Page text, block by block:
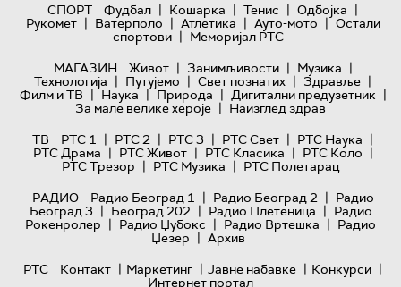
СПОРТ
Фудбал | Кошарка | Тенис | Одбојка |
Рукомет | Ватерполо | Атлетика | Ауто-мото | Остали
спортови | Меморијал РТС
МАГАЗИН
Живот | Занимљивости | Музика |
Технологијa | Путујемо | Свет познатих | Здравље |
Филм и ТВ | Наука | Природа | Дигитални предузетник |
За мале велике хероје | Наизглед здрав
ТВ
РТС 1 | РТС 2 | РТС 3 | РТС Свет | РТС Наука |
РТС Драма | РТС Живот | РТС Класика | РТС Коло |
РТС Трезор | РТС Музика | РТС Полетарац
РАДИО
Радио Београд 1 | Радио Београд 2 | Радио
Београд 3 | Београд 202 | Радио Плетеница | Радио
Рокенролер | Радио Џубокс | Радио Вртешка | Радио
Џезер | Архив
РТС
Контакт | Маркетинг | Јавне набавке | Конкурси |
Интернет портал